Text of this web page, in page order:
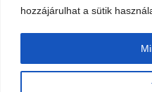
hozzájárulhat a sütik